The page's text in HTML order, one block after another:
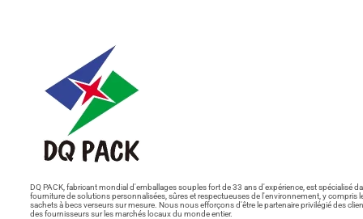
DQ PACK, fabricant mondial d'emballages souples fort de 33 ans d'expérience, est spécialisé
fourniture de solutions personnalisées, sûres et respectueuses de l'environnement, y compris
sachets à becs verseurs sur mesure. Nous nous efforçons d'être le partenaire privilégié des
des fournisseurs sur les marchés locaux du monde entier.